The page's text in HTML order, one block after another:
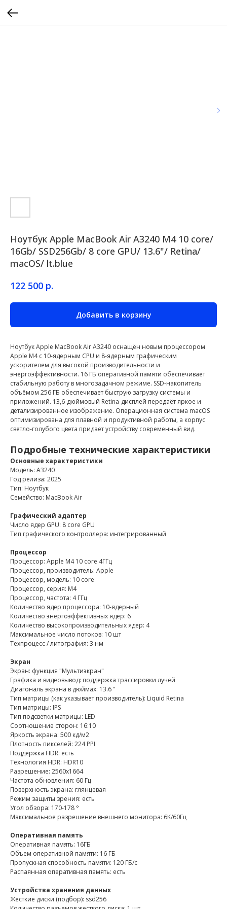
Ноутбук Apple MacBook Air A3240 M4 10 core/
16Gb/ SSD256Gb/ 8 core GPU/ 13.6"/ Retina/
macOS/ lt.blue
122 500 р.
Добавить в корзину
Ноутбук Apple MacBook Air A3240 оснащён новым процессором
Apple M4 с 10-ядерным CPU и 8-ядерным графическим
ускорителем для высокой производительности и
энергоэффективности. 16 ГБ оперативной памяти обеспечивает
стабильную работу в многозадачном режиме. SSD-накопитель
объёмом 256 ГБ обеспечивает быструю загрузку системы и
приложений. 13,6-дюймовый Retina-дисплей передаёт яркое и
детализированное изображение. Операционная система macOS
оптимизирована для плавной и продуктивной работы, а корпус
светло-голубого цвета придаёт устройству современный вид.
Подробные технические характеристики
Основные характеристики
Модель: A3240
Год релиза: 2025
Тип: Ноутбук
Семейство: MacBook Air
Графический адаптер
Число ядер GPU: 8 core GPU
Тип графического контроллера: интегрированный
Процессор
Процессор: Apple M4 10 core 4ГГц
Процессор, производитель: Apple
Процессор, модель: 10 core
Процессор, серия: M4
Процессор, частота: 4 ГГц
Количество ядер процессора: 10-ядерный
Количество энергоэффективных ядер: 6
Количество высокопроизводительных ядер: 4
Максимальное число потоков: 10 шт
Техпроцесс / литография: 3 нм
Экран
Экран: функция "Мультиэкран"
Графика и видеовывод: поддержка трассировки лучей
Диагональ экрана в дюймах: 13.6 "
Тип матрицы (как указывает производитель): Liquid Retina
Тип матрицы: IPS
Тип подсветки матрицы: LED
Соотношение сторон: 16:10
Яркость экрана: 500 кд/м2
Плотность пикселей: 224 PPI
Поддержка HDR: есть
Технология HDR: HDR10
Разрешение: 2560x1664
Частота обновления: 60 Гц
Поверхность экрана: глянцевая
Режим защиты зрения: есть
Угол обзора: 170-178 °
Максимальное разрешение внешнего монитора: 6K/60Гц
Оперативная память
Оперативная память: 16ГБ
Объем оперативной памяти: 16 ГБ
Пропускная способность памяти: 120 ГБ/с
Распаянная оперативная память: есть
Устройства хранения данных
Жесткие диски (подбор): ssd256